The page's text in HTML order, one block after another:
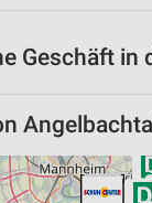
Geschäft in